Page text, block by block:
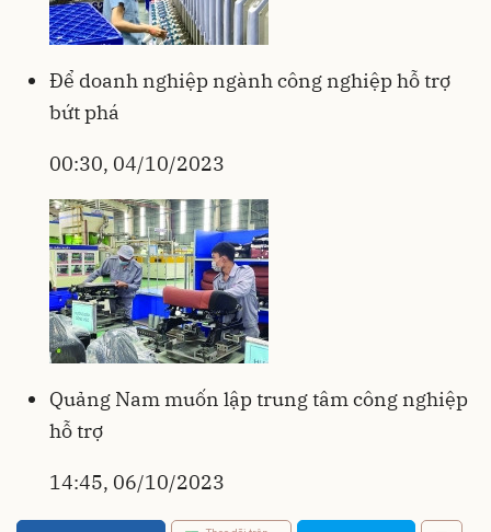
Để doanh nghiệp ngành công nghiệp hỗ trợ
bứt phá
00:30, 04/10/2023
Quảng Nam muốn lập trung tâm công nghiệp
hỗ trợ
14:45, 06/10/2023